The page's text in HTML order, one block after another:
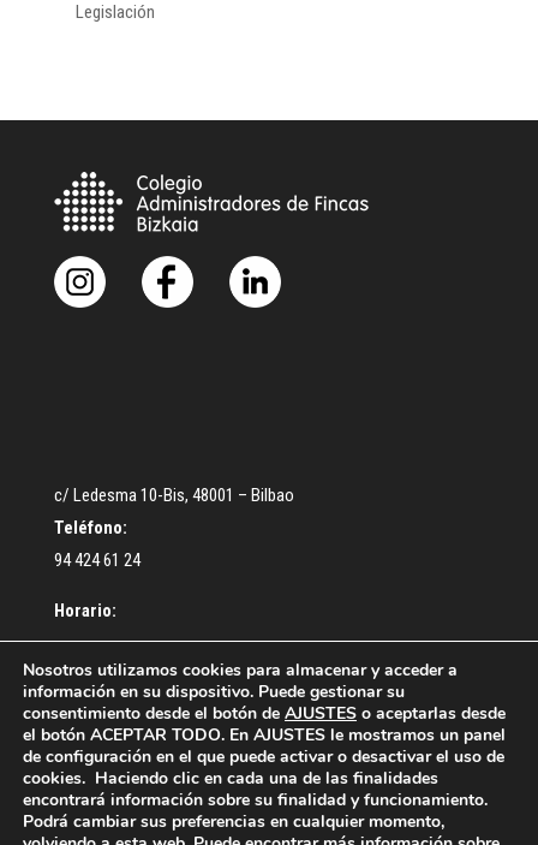
Legislación
c/ Ledesma 10-Bis, 48001 – Bilbao
Teléfono:
94 424 61 24
Horario:
De lunes a Jueves: De 9:30 a 13:00 – De 16:30 a 18:30 h.
Viernes: De 9:00 a 14:00 h.
Nosotros utilizamos cookies para almacenar y acceder a
información en su dispositivo. Puede gestionar su
consentimiento desde el botón de AJUSTES o aceptarlas desde
el botón ACEPTAR TODO. En AJUSTES le mostramos un panel
de configuración en el que puede activar o desactivar el uso de
cookies. Haciendo clic en cada una de las finalidades
encontrará información sobre su finalidad y funcionamiento.
Podrá cambiar sus preferencias en cualquier momento,